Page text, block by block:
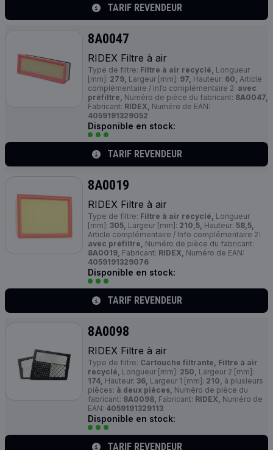
TARIF REVENDEUR
8A0047
RIDEX Filtre à air
Type de filtre: Filtre à air recyclé, Longueur
[mm]: 279, Largeur [mm]: 97, Hauteur: 60, Article
complémentaire / Info complémentaire 2: avec
préfiltre, Numéro de pièce du fabricant: 8A0047,
Fabricant: RIDEX, Numéro de EAN:
4059191329052
Disponible en stock:
TARIF REVENDEUR
8A0019
RIDEX Filtre à air
Type de filtre: Filtre à air recyclé, Longueur
[mm]: 305, Largeur [mm]: 210,5, Hauteur: 58,5,
Article complémentaire / Info complémentaire 2:
avec préfiltre, Numéro de pièce du fabricant:
8A0019, Fabricant: RIDEX, Numéro de EAN:
4059191329076
Disponible en stock:
TARIF REVENDEUR
8A0098
RIDEX Filtre à air
Type de filtre: Cartouche filtrante, Filtre à air
recyclé, Longueur [mm]: 250, Largeur 2 [mm]:
174, Hauteur: 36, Largeur 1 [mm]: 210, à plusieurs
pièces: à deux pièces, Numéro de pièce du
fabricant: 8A0098, Fabricant: RIDEX, Numéro de
EAN: 4059191329113
Disponible en stock:
TARIF REVENDEUR